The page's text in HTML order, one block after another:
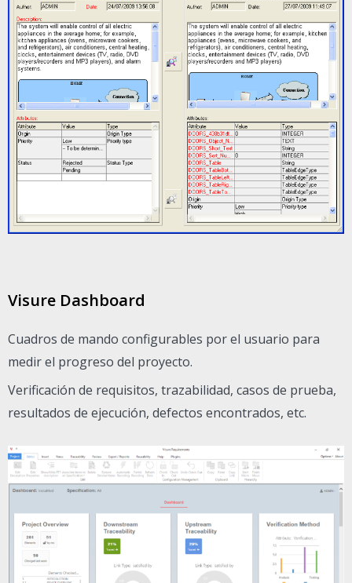
Visure Dashboard
Cuadros de mando configurables por el usuario para
medir el progreso del proyecto.
Verificación de requisitos, trazabilidad, casos de prueba,
resultados de ejecución, defectos encontrados, etc.